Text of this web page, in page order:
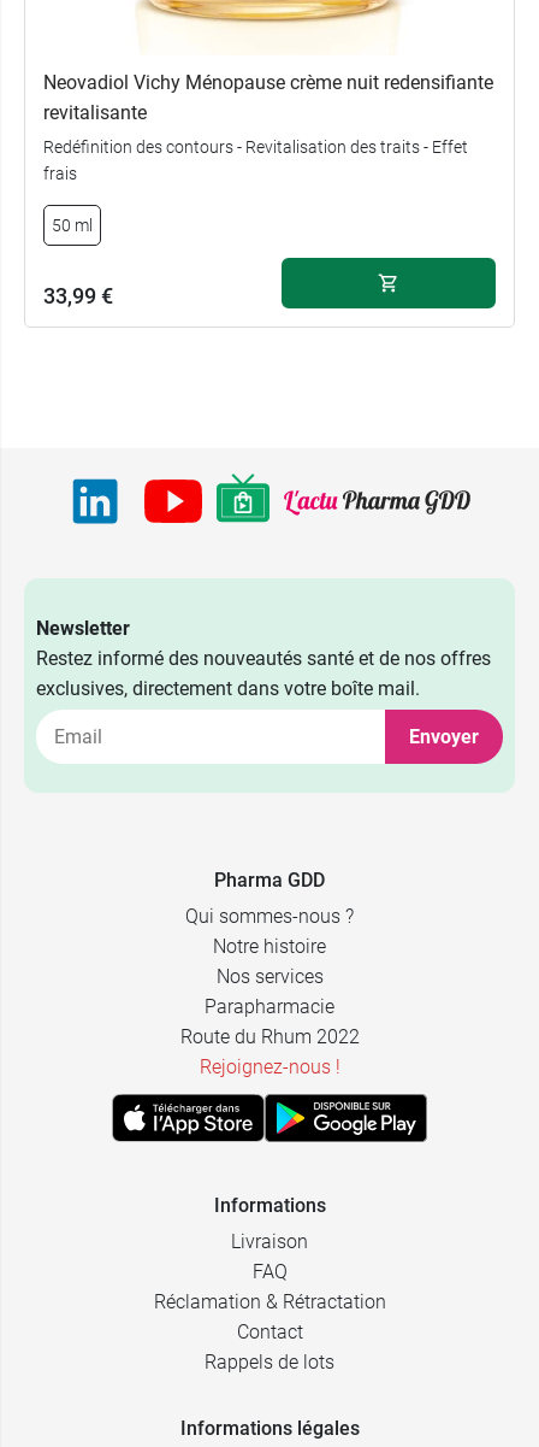
Neovadiol Vichy Ménopause crème nuit redensifiante
revitalisante
Redéfinition des contours - Revitalisation des traits - Effet
frais
50 ml
33,99 €
Newsletter
Restez informé des nouveautés santé et de nos offres
exclusives, directement dans votre boîte mail.
Envoyer
Pharma GDD
Qui sommes-nous ?
Notre histoire
Nos services
Parapharmacie
Route du Rhum 2022
Rejoignez-nous !
Informations
Livraison
FAQ
Réclamation & Rétractation
Contact
Rappels de lots
Informations légales